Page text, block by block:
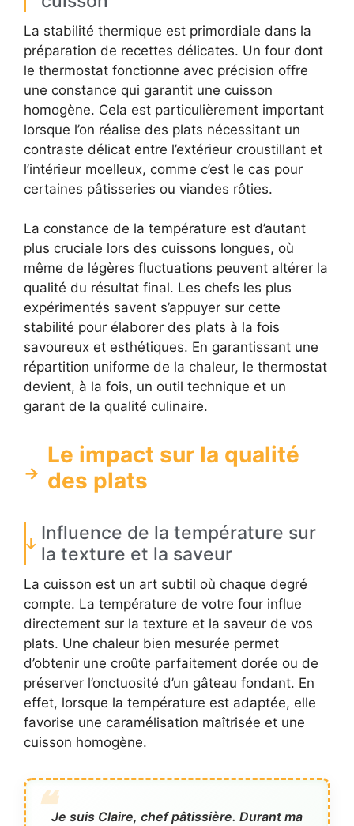
La stabilité thermique est primordiale dans la
préparation de recettes délicates. Un four dont
le thermostat fonctionne avec précision offre
une constance qui garantit une cuisson
homogène. Cela est particulièrement important
lorsque l’on réalise des plats nécessitant un
contraste délicat entre l’extérieur croustillant et
l’intérieur moelleux, comme c’est le cas pour
certaines pâtisseries ou viandes rôties.
La constance de la température est d’autant
plus cruciale lors des cuissons longues, où
même de légères fluctuations peuvent altérer la
qualité du résultat final. Les chefs les plus
expérimentés savent s’appuyer sur cette
stabilité pour élaborer des plats à la fois
savoureux et esthétiques. En garantissant une
répartition uniforme de la chaleur, le thermostat
devient, à la fois, un outil technique et un
garant de la qualité culinaire.
Le impact sur la qualité
des plats
Influence de la température sur
la texture et la saveur
La cuisson est un art subtil où chaque degré
compte. La température de votre four influe
directement sur la texture et la saveur de vos
plats. Une chaleur bien mesurée permet
d’obtenir une croûte parfaitement dorée ou de
préserver l’onctuosité d’un gâteau fondant. En
effet, lorsque la température est adaptée, elle
favorise une caramélisation maîtrisée et une
cuisson homogène.
Je suis Claire, chef pâtissière. Durant ma